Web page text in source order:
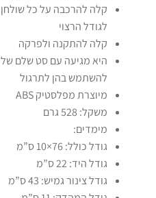
קלה להרכבה על כל
לגודל הרצוי
קלה להתקנה ולפרקה
להשתמש בהן לתרגול
מיוצרת מפלסטיק ABS
משקל: 528 גרם
מימדים:
גודל כולל: 76×10 ס”מ
גודל היד: 22 ס”מ
גודל צינור גמיש: 43 ס”מ